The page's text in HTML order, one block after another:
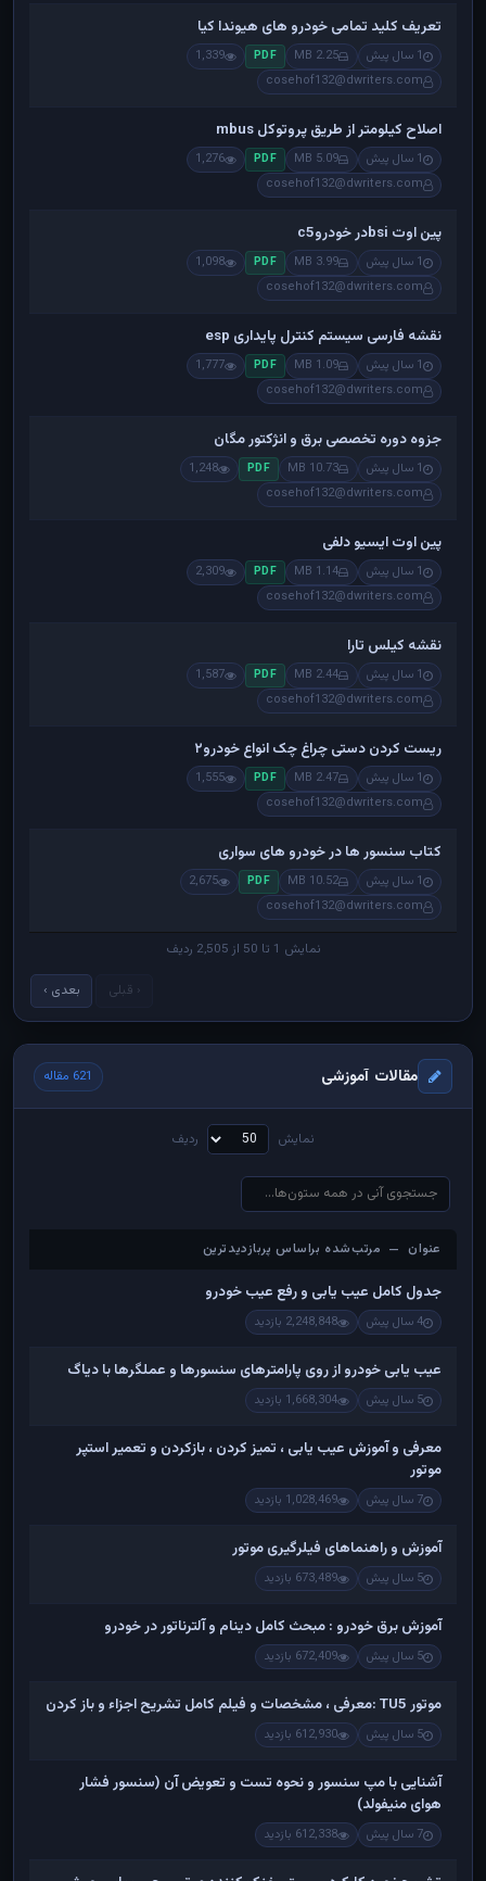
تعریف کلید تمامی خودرو های هیوندا کیا
1 سال پیش 2.25 MB
PDF
1,339
cosehof132@dwriters.com
اصلاح کیلومتر از طریق پروتوکل mbus
1 سال پیش 5.09 MB
PDF
1,276
cosehof132@dwriters.com
پین اوت bsiدر خودروc5
1 سال پیش 3.99 MB
PDF
1,098
cosehof132@dwriters.com
نقشه فارسی سیستم کنترل پایداری esp
1 سال پیش 1.09 MB
PDF
1,777
cosehof132@dwriters.com
جزوه دوره تخصصی برق و انژکتور مگان
1 سال پیش 10.73 MB
PDF
1,248
cosehof132@dwriters.com
پین اوت ایسیو دلفی
1 سال پیش 1.14 MB
PDF
2,309
cosehof132@dwriters.com
نقشه کیلس تارا
1 سال پیش 2.44 MB
PDF
1,587
cosehof132@dwriters.com
ریست کردن دستی چراغ چک انواع خودرو۲
1 سال پیش 2.47 MB
PDF
1,555
cosehof132@dwriters.com
کتاب سنسور ها در خودرو های سواری
1 سال پیش 10.52 MB
PDF
2,675
cosehof132@dwriters.com
نمایش 1 تا 50 از 2,505 ردیف
‹ قبلی بعدی ›
مقالات آموزشی 621 مقاله
نمایش ردیف
عنوان — مرتب‌شده براساس پربازدیدترین
عنوان — مرتب‌شده براساس پربازدیدترین
جدول کامل عیب یابی و رفع عیب خودرو
4 سال پیش 2,248,848 بازدید
عیب یابی خودرو از روی پارامترهای سنسورها و عملگرها با دیاگ
5 سال پیش 1,668,304 بازدید
معرفی و آموزش عیب یابی ، تمیز کردن ، بازکردن و تعمیر استپر
موتور
7 سال پیش 1,028,469 بازدید
آموزش و راهنماهای فیلرگیری موتور
5 سال پیش 673,489 بازدید
آموزش برق خودرو : مبحث کامل دینام و آلترناتور در خودرو
5 سال پیش 672,409 بازدید
موتور TU5 :معرفی ، مشخصات و فیلم کامل تشریح اجزاء و باز کردن
5 سال پیش 612,930 بازدید
آشنایی با مپ سنسور و نحوه تست و تعویض آن (سنسور فشار
هوای منیفولد)
7 سال پیش 612,338 بازدید